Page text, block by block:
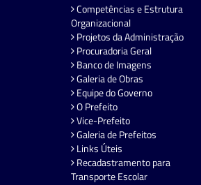
Competências e Estrutura
Organizacional
Projetos da Administração
Procuradoria Geral
Banco de Imagens
Galeria de Obras
Equipe do Governo
O Prefeito
Vice-Prefeito
Galeria de Prefeitos
Links Úteis
Recadastramento para
Transporte Escolar